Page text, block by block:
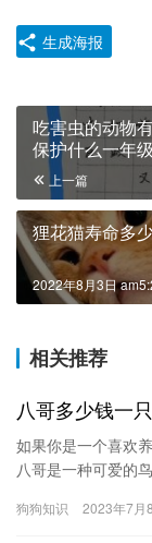
生成海报
吃害虫的动物
保护什么一年级
上一篇
狸花猫寿命多
2022年8月3日
相关推荐
八哥多少钱一
如果你是一个喜欢
八哥是一种可爱的
因素…
狗狗知识 2023年7月